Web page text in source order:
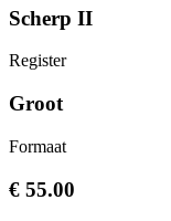
Scherp II
Register
Groot
Formaat
€ 55.00